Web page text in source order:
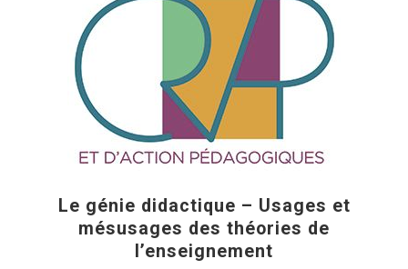
Le génie didactique – Usages et
mésusages des théories de
l’enseignement